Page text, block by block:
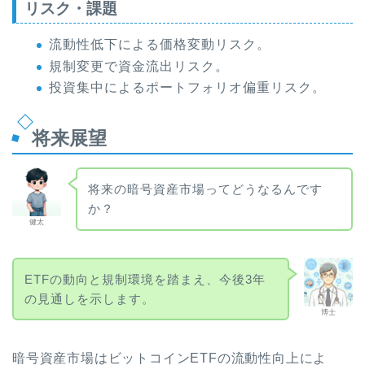
リスク・課題
流動性低下による価格変動リスク。
規制変更で資金流出リスク。
投資集中によるポートフォリオ偏重リスク。
将来展望
健太
将来の暗号資産市場ってどうなるんです
か？
博士
ETFの動向と規制環境を踏まえ、今後3年
の見通しを示します。
暗号資産市場はビットコインETFの流動性向上によ